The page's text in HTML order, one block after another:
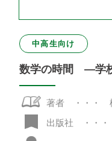
中高生向け
数学の時間 ―学
著者
出版社